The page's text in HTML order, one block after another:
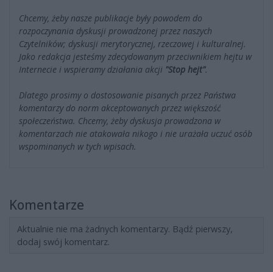
Chcemy, żeby nasze publikacje były powodem do
rozpoczynania dyskusji prowadzonej przez naszych
Czytelników; dyskusji merytorycznej, rzeczowej i kulturalnej.
Jako redakcja jesteśmy zdecydowanym przeciwnikiem hejtu w
Internecie i wspieramy działania akcji "Stop hejt".
Dlatego prosimy o dostosowanie pisanych przez Państwa
komentarzy do norm akceptowanych przez większość
społeczeństwa. Chcemy, żeby dyskusja prowadzona w
komentarzach nie atakowała nikogo i nie urażała uczuć osób
wspominanych w tych wpisach.
Komentarze
Aktualnie nie ma żadnych komentarzy. Bądź pierwszy,
dodaj swój komentarz.